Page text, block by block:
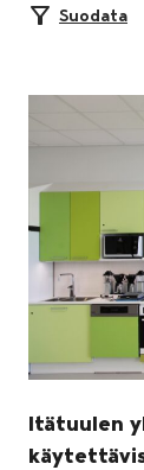
Suodata
Itätuulen